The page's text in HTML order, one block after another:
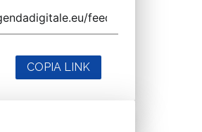
COPIA LINK